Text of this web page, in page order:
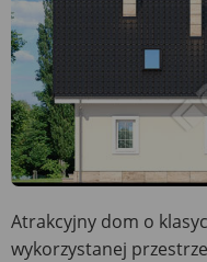
Atrakcyjny dom o
wykorzystanej